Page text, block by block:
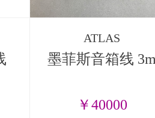
ATLAS
墨菲斯音箱线
￥40000